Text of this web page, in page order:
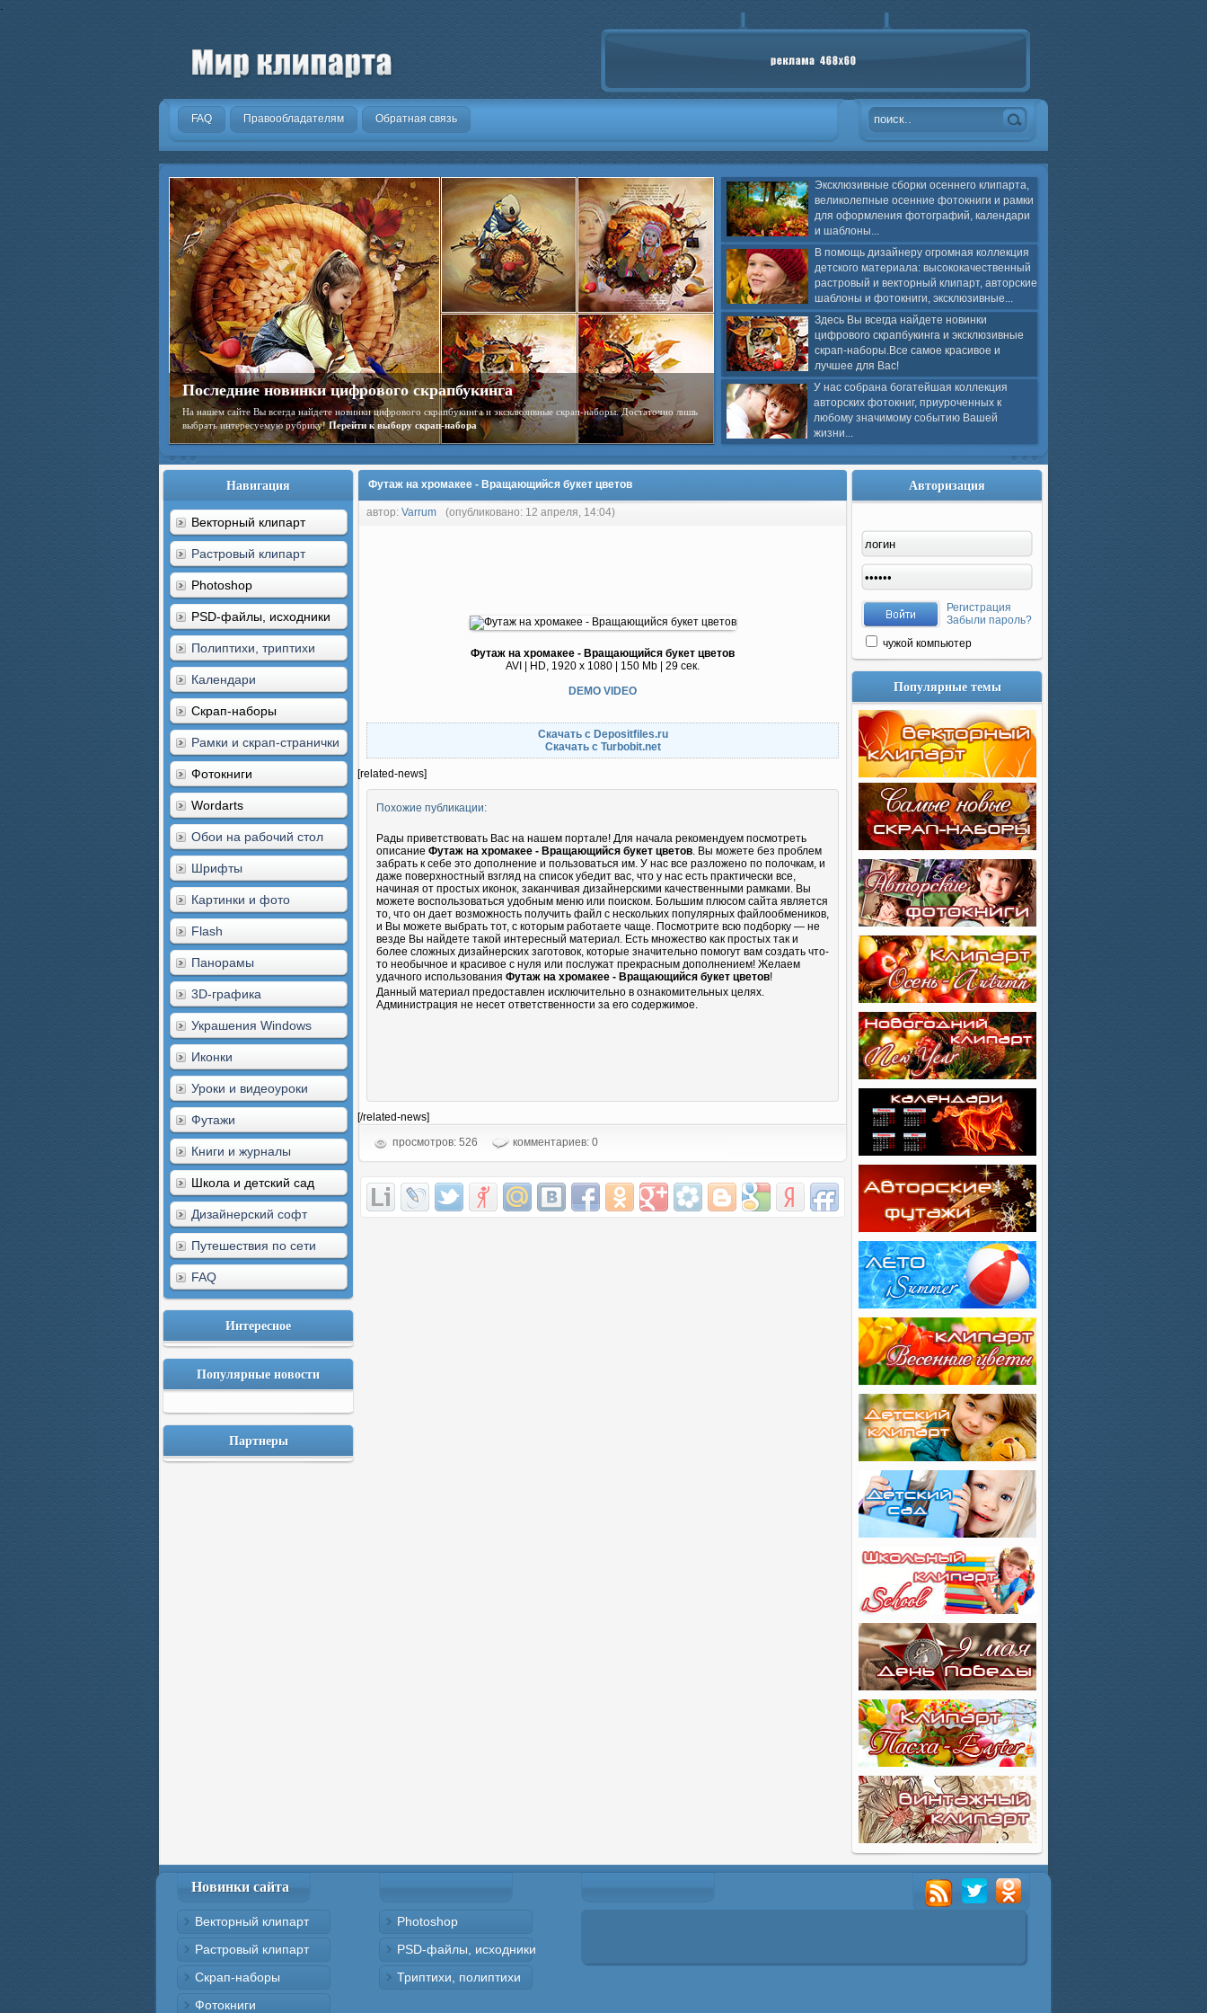
.
FAQ Правообладателям Обратная связь
Эксклюзивные сборки осеннего клипарта,
великолепные осенние фотокниги и рамки
для оформления фотографий, календари
и шаблоны...
В помощь дизайнеру огромная коллекция
детского материала: высококачественный
растровый и векторный клипарт, авторские
шаблоны и фотокниги, эксклюзивные...
Здесь Вы всегда найдете новинки
цифрового скрапбукинга и эксклюзивные
скрап-наборы.Все самое красивое и
лучшее для Вас!
У нас собрана богатейшая коллекция
авторских фотокниг, приуроченных к
любому значимому событию Вашей
жизни...
Последние новинки цифрового скрапбукинга
На нашем сайте Вы всегда найдете новинки цифрового скрапбукинга и эксклюзивные скрап-наборы. Достаточно лишь
выбрать интересуемую рубрику!Перейти к выбору скрап-набора
Навигация
Векторный клипарт
Растровый клипарт
Photoshop
PSD-файлы, исходники
Полиптихи, триптихи
Календари
Скрап-наборы
Рамки и скрап-странички
Фотокниги
Wordarts
Обои на рабочий стол
Шрифты
Картинки и фото
Flash
Панорамы
3D-графика
Украшения Windows
Иконки
Уроки и видеоуроки
Футажи
Книги и журналы
Школа и детский сад
Дизайнерский софт
Путешествия по сети
FAQ
Интересное
Популярные новости
Партнеры
Футаж на хромакее - Вращающийся букет цветов
автор: Varrum (опубликовано: 12 апреля, 14:04)
Футаж на хромакее - Вращающийся букет цветов
AVI | HD, 1920 x 1080 | 150 Mb | 29 сек.
DEMO VIDEO
Скачать с Depositfiles.ru
Скачать с Turbobit.net
[related-news]
Похожие публикации:
Рады приветствовать Вас на нашем портале! Для начала рекомендуем посмотреть
описание Футаж на хромакее - Вращающийся букет цветов. Вы можете без проблем
забрать к себе это дополнение и пользоваться им. У нас все разложено по полочкам, и
даже поверхностный взгляд на список убедит вас, что у нас есть практически все,
начиная от простых иконок, заканчивая дизайнерскими качественными рамками. Вы
можете воспользоваться удобным меню или поиском. Большим плюсом сайта является
то, что он дает возможность получить файл с нескольких популярных файлообмеников,
и Вы можете выбрать тот, с которым работаете чаще. Посмотрите всю подборку — не
везде Вы найдете такой интересный материал. Есть множество как простых так и
более сложных дизайнерских заготовок, которые значительно помогут вам создать что-
то необычное и красивое с нуля или послужат прекрасным дополнением! Желаем
удачного использования Футаж на хромакее - Вращающийся букет цветов!
Данный материал предоставлен исключительно в ознакомительных целях.
Администрация не несет ответственности за его содержимое.
[/related-news]
просмотров: 526
комментариев: 0
Авторизация
Регистрация
Забыли пароль?
чужой компьютер
Популярные темы
Новинки сайта
Векторный клипарт
Растровый клипарт
Скрап-наборы
Фотокниги
Photoshop
PSD-файлы, исходники
Триптихи, полиптихи